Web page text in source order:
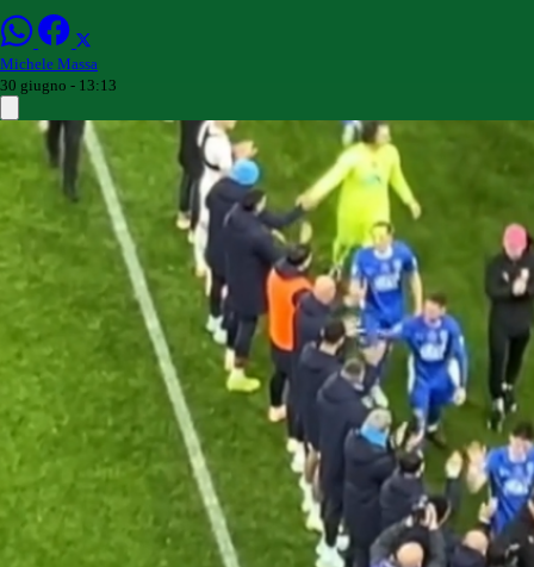
Michele Massa
30 giugno - 13:13